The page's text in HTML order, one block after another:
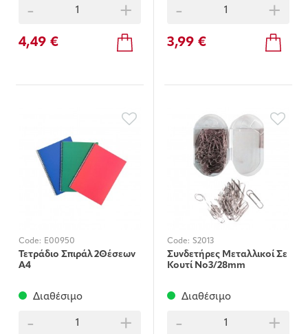
- +
4,49 €
- +
3,99 €
Code: E00950
Τετράδιο Σπιράλ 2Θέσεων
Α4
Διαθέσιμο
- +
Code: S2013
Συνδετήρες Μεταλλικοί Σε
Κουτί Νο3/28mm
Διαθέσιμο
- +